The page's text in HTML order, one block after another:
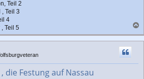
Teil 2
Teil 3
4
Teil 5
a
c
die Festung auf Nassau